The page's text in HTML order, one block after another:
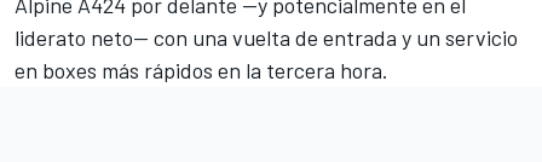
liderato neto— con una vuelta de entrada y un servicio
en boxes más rápidos en la tercera hora.